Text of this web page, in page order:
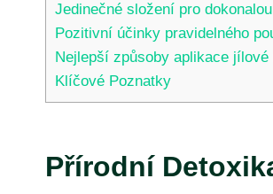
Jedinečné složení pro
Pozitivní účinky pravidelného
Nejlepší způsoby aplikace
Klíčové Poznatky
Přírodní